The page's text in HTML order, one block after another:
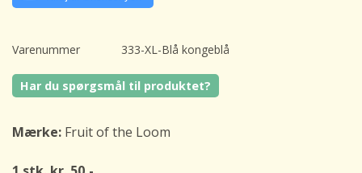
Varenummer 333-XL-Blå kongeblå
Har du spørgsmål til produktet?
Mærke: Fruit of the Loom